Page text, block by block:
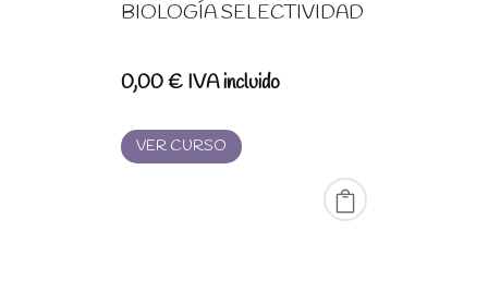
BIOLOGÍA SELECTIVIDAD
0,00€ IVA incluido
VER CURSO